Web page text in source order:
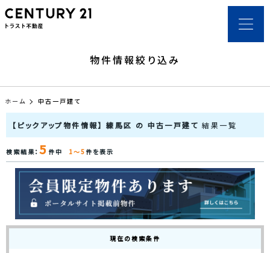
物件情報絞り込み
ホーム 中古一戸建て
【ピックアップ物件情報】 練馬区 の 中古一戸建て結果一覧
検索結果： 5 件中 1～5件を表示
現在の検索条件